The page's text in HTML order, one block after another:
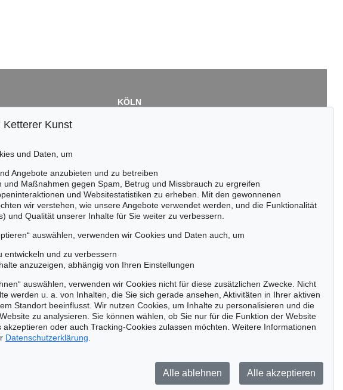
67 53-63
KÖLN
mehr verpassen!
Sie rechtzeitig.
Jetzt zum Newsletter anmelden >
Datenschutz
Impressum
Barrierefreiheit
Ketterer Kunst
und Daten, um
Angebote anzubieten und zu betreiben
und Maßnahmen gegen Spam, Betrug und Missbrauch zu ergreifen
und Websitestatistiken zu erheben. Mit den gewonnenen
wir verstehen, wie unsere Angebote verwendet werden, und die Funktionalität
und Qualität unserer Inhalte für Sie weiter zu verbessern.
auswählen, verwenden wir Cookies und Daten auch, um
entwickeln und zu verbessern
anzuzeigen, abhängig von Ihren Einstellungen
auswählen, verwenden wir Cookies nicht für diese zusätzlichen Zwecke. Nicht
werden u. a. von Inhalten, die Sie sich gerade ansehen, Aktivitäten in Ihrer aktiven
Standort beeinflusst. Wir nutzen Cookies, um Inhalte zu personalisieren und die
zu analysieren. Sie können wählen, ob Sie nur für die Funktion der Website
akzeptieren oder auch Tracking-Cookies zulassen möchten. Weitere Informationen
Datenschutzerklärung
Alle ablehnen Alle akzeptieren